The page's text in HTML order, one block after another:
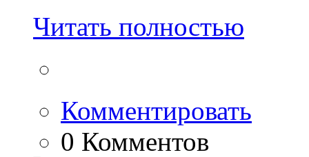
Читать полностью
Комментировать
0 Комментов